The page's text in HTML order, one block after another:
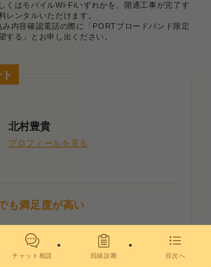
くはモバイルWi-Fiいずれかを、開通工事が完了す
レンタルいただけます。
内容確認電話の際に「PORTブロードバンド限定
する」とお申し出ください。
北村豊貴
プロフィールを見る
も満足度が高い
インゲーム、リモートワークといった
、安定して十分なパフォーマンスを発
チャット相談 回線診断 目次へ